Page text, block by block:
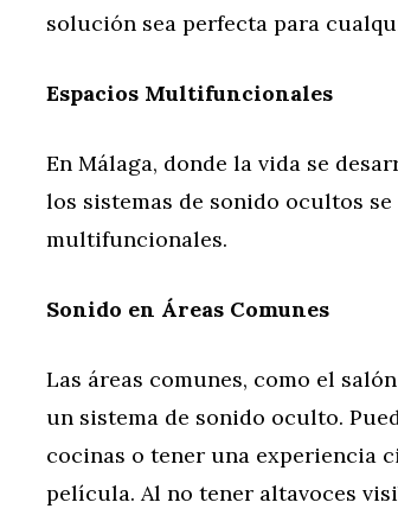
solución sea perfecta para
Espacios Multifuncionales
En Málaga, donde la vida se
los sistemas de sonido ocultos
multifuncionales.
Sonido en Áreas Comunes
Las áreas comunes, como el
un sistema de sonido oculto.
cocinas o tener una experiencia
película. Al no tener altavoces